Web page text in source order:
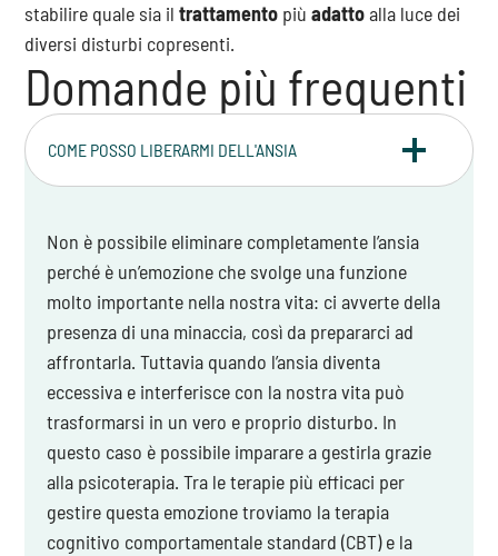
stabilire quale sia iltrattamento piùadattoalla luce dei
diversi disturbi copresenti.
Domande più frequenti
COME POSSO LIBERARMI DELL'ANSIA
Non è possibile eliminare completamente l’ansia
perché è un’emozione che svolge una funzione
molto importante nella nostra vita: ci avverte della
presenza di una minaccia, così da prepararci ad
affrontarla. Tuttavia quando l’ansia diventa
eccessiva e interferisce con la nostra vita può
trasformarsi in un vero e proprio disturbo. In
questo caso è possibile imparare a gestirla grazie
alla psicoterapia. Tra le terapie più efficaci per
gestire questa emozione troviamo la terapia
cognitivo comportamentale standard (CBT) e la